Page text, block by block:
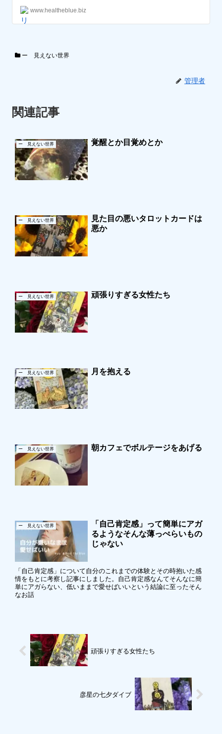
www.healtheblue.biz
ー 見えない世界
管理者
関連記事
ー 見えない世界 覚醒とか目覚めとか
ー 見えない世界
見た目の悪いタロットカードは
悪か
ー 見えない世界 頑張りすぎる女性たち
ー 見えない世界 月を抱える
ー 見えない世界 朝カフェでボルテージをあげる
ー 見えない世界
「自己肯定感」って簡単にアガ
るようなそんな薄っぺらいもの
じゃない
「自己肯定感」について自分のこれまでの体験とその時抱いた感
情をもとに考察し記事にしました。自己肯定感なんてそんなに簡
単にアガらない、低いままで愛せばいいという結論に至ったそん
なお話
頑張りすぎる女性たち
彦星の七夕ダイブ